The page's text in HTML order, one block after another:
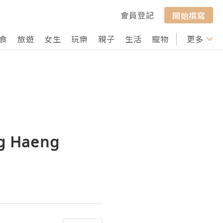
會員登記
開始撰寫
旅遊 女生 玩樂 親子 生活 寵物 行山 打卡
更多
Haeng